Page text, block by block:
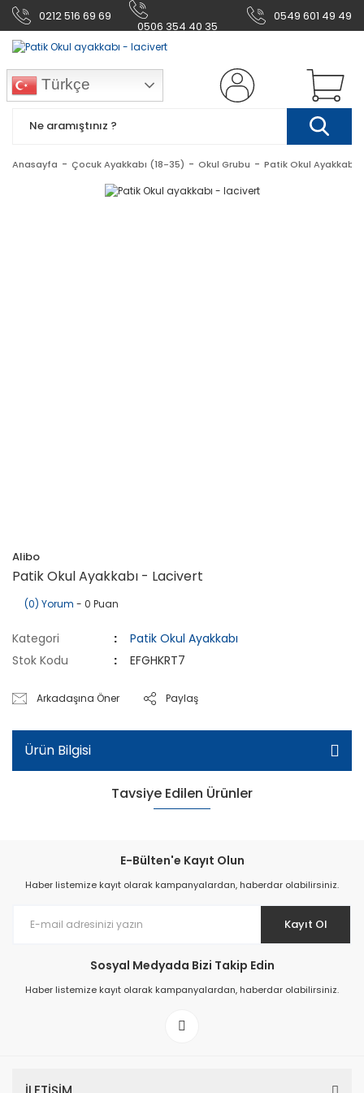
0212 516 69 69
0506 354 40 35
0549 601 49 49
Türkçe
Anasayfa Çocuk Ayakkabı (18-35) Okul Grubu Patik Okul Ayakkabı
Alibo
Patik Okul Ayakkabı - Lacivert
(0) Yorum - 0 Puan
Kategori
Patik Okul Ayakkabı
Stok Kodu
EFGHKRT7
Arkadaşına Öner Paylaş
Ürün Bilgisi
Tavsiye Edilen Ürünler
Okulluk Patik Ayakkabı - Fildişi
E-Bülten'e Kayıt Olun
Haber listemize kayıt olarak kampanyalardan, haberdar olabilirsiniz.
Kayıt Ol
Sosyal Medyada Bizi Takip Edin
Haber listemize kayıt olarak kampanyalardan, haberdar olabilirsiniz.